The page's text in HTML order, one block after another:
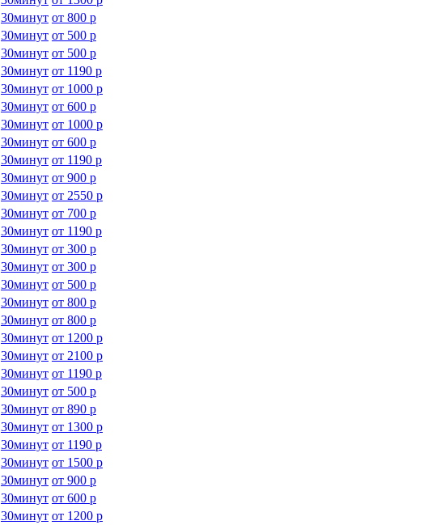
30минут от 800 р
30минут от 500 р
30минут от 500 р
30минут от 1190 р
30минут от 1000 р
30минут от 600 р
30минут от 1000 р
30минут от 600 р
30минут от 1190 р
30минут от 900 р
30минут от 2550 р
30минут от 700 р
30минут от 1190 р
30минут от 300 р
30минут от 300 р
30минут от 500 р
30минут от 800 р
30минут от 800 р
30минут от 1200 р
30минут от 2100 р
30минут от 1190 р
30минут от 500 р
30минут от 890 р
30минут от 1300 р
30минут от 1190 р
30минут от 1500 р
30минут от 900 р
30минут от 600 р
30минут от 1200 р